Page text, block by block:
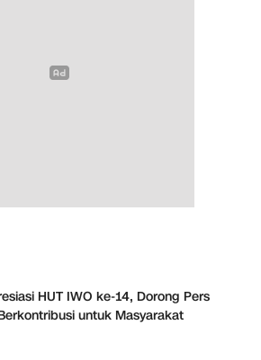
HUT IWO ke-14, Dorong Pers
untuk Masyarakat